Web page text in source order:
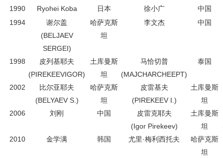
1990 Ryohei Koba 日本 徐小广
中国
1994
谢尔盖
(BELJAEV
SERGEI)
哈萨克斯
坦
李文杰 中国
1998
皮列基耶夫
(PIREKEEVIGOR)
土库曼斯
坦
马恰切普
(MAJCHARCHEEPT)
泰国
2002
比尔亚耶夫
(BELYAEV S.)
哈萨克斯
坦
皮雷基夫
(PIREKEEV I.)
土库曼斯
坦
2006
刘刚 中国
皮雷克耶夫
(Igor Pirekeev)
土库曼斯
坦
2010
金学满 韩国 尤里·梅利西托夫
哈萨克斯
坦